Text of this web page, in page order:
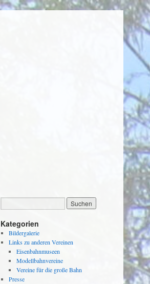
Kategorien
Bildergalerie
Links zu anderen Vereinen
Eisenbahnmuseen
Modellbahnvereine
Vereine für die große Bahn
Presse